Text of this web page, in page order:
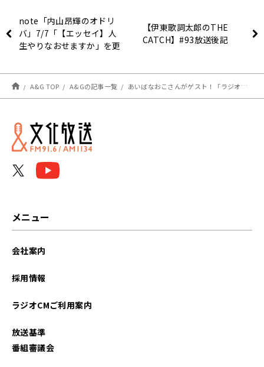
note「内山昂輝のオドリ
バ」7/7「【エッセイ】人
生やりなおせますか」を更
【伊東歌詞太郎のTHE
CATCH】#93放送後記
A&G TOP A&Gの記事一覧 あいばなおこさんがゲスト！「ラジオのラジオ」
メニュー
会社案内
採用情報
ラジオCMご利用案内
放送基準
番組審議会